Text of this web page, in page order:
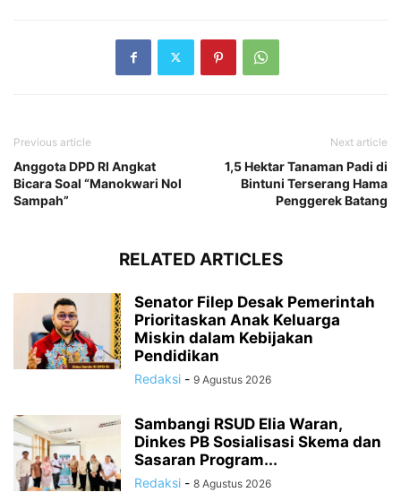
Previous article
Anggota DPD RI Angkat
Bicara Soal “Manokwari Nol
Sampah”
Next article
1,5 Hektar Tanaman Padi di
Bintuni Terserang Hama
Penggerek Batang
RELATED ARTICLES
Senator Filep Desak Pemerintah
Prioritaskan Anak Keluarga
Miskin dalam Kebijakan
Pendidikan
Redaksi - 9 Agustus 2026
Sambangi RSUD Elia Waran,
Dinkes PB Sosialisasi Skema dan
Sasaran Program...
Redaksi - 8 Agustus 2026